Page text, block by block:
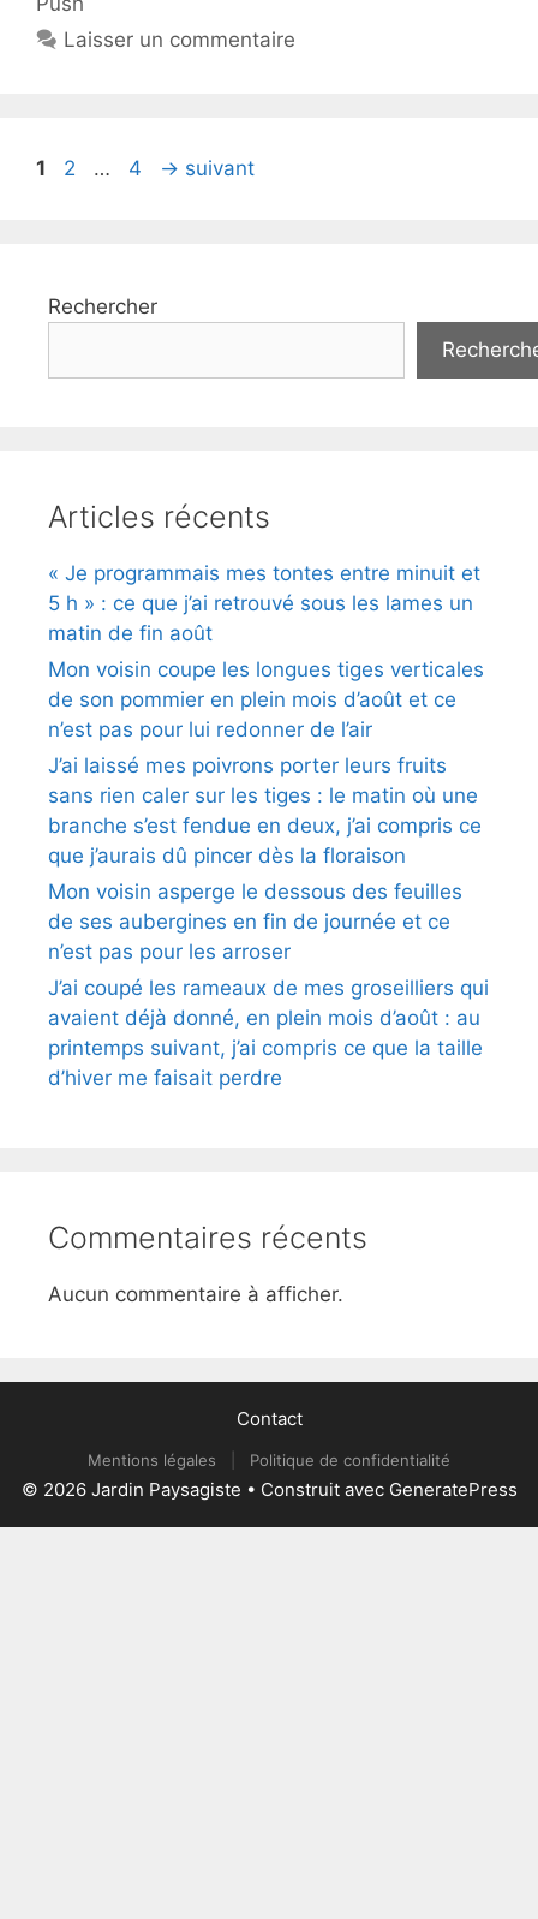
Laisser un commentaire
Page
1 Page
2 … Page
4 → suivant
Rechercher
Articles récents
« Je programmais mes tontes entre minuit et
5 h » : ce que j’ai retrouvé sous les lames un
matin de fin août
Mon voisin coupe les longues tiges verticales
de son pommier en plein mois d’août et ce
n’est pas pour lui redonner de l’air
J’ai laissé mes poivrons porter leurs fruits
sans rien caler sur les tiges : le matin où une
branche s’est fendue en deux, j’ai compris ce
que j’aurais dû pincer dès la floraison
Mon voisin asperge le dessous des feuilles
de ses aubergines en fin de journée et ce
n’est pas pour les arroser
J’ai coupé les rameaux de mes groseilliers qui
avaient déjà donné, en plein mois d’août : au
printemps suivant, j’ai compris ce que la taille
d’hiver me faisait perdre
Commentaires récents
Aucun commentaire à afficher.
Contact
Mentions légales Politique de confidentialité
© 2026 Jardin Paysagiste • Construit avec GeneratePress